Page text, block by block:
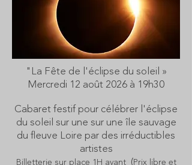
"La Fête de l'éclipse du soleil »
Mercredi 12 août 2026 à 19h30
Cabaret festif pour célébrer l'éclipse
du soleil sur une sur une île sauvage
du fleuve Loire par des irréductibles
artistes
Billetterie sur place 1H avant (Prix libre et